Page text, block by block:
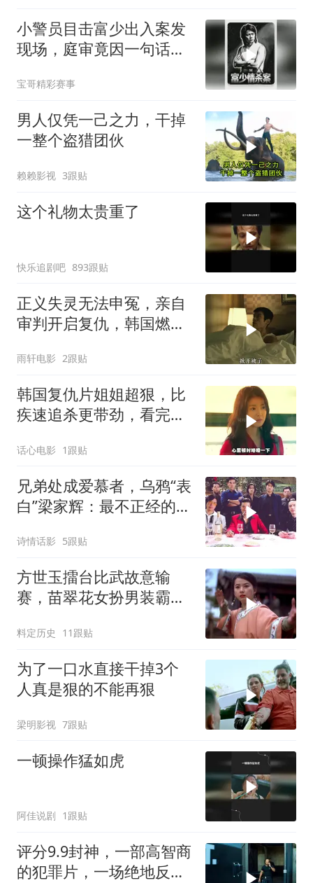
小警员目击富少出入案发
现场，庭审竟因一句话翻
宝哥精彩赛事
男人仅凭一己之力，干掉
一整个盗猎团伙
赖赖影视 3跟贴
这个礼物太贵重了
快乐追剧吧 893跟贴
正义失灵无法申冤，亲自
审判开启复仇，韩国燃爽
雨轩电影 2跟贴
韩国复仇片姐姐超狠，比
疾速追杀更带劲，看完三
话心电影 1跟贴
兄弟处成爱慕者，乌鸦“表
白”梁家辉：最不正经的黑
诗情话影 5跟贴
方世玉擂台比武故意输
赛，苗翠花女扮男装霸气
料定历史 11跟贴
为了一口水直接干掉3个
人真是狠的不能再狠
梁明影视 7跟贴
一顿操作猛如虎
阿佳说剧 1跟贴
评分9.9封神，一部高智商
的犯罪片，一场绝地反